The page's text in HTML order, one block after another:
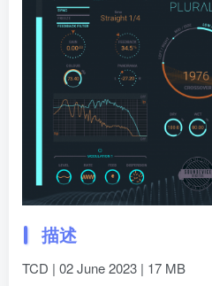
描述
TCD | 02 June 2023 | 17 MB